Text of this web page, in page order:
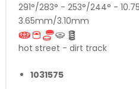
291°/283° - 253°/244° -
3.65mm/3.10mm
hot street - dirt track
1031575